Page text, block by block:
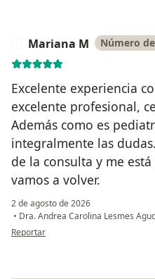
Mariana M Número
Excelente experiencia
excelente profesional,
Además como es
integralmente las
de la consulta y me
vamos a volver.
2 de agosto de 2026
• Dra. Andrea Carolina Lesmes
en opinión del usuario Mariana M
Reportar